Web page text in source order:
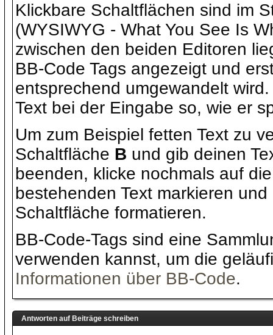
Klickbare Schaltflächen sind im
(WYSIWYG - What You See Is
zwischen den beiden Editoren
BB-Code Tags angezeigt und
entsprechend umgewandelt
Text bei der Eingabe so, wie er
Um zum Beispiel fetten Text zu
Schaltfläche B und gib deinen
beenden, klicke nochmals auf
bestehenden Text markieren
Schaltfläche formatieren.
BB-Code-Tags sind eine
verwenden kannst, um die
Informationen über BB-Code.
Antworten auf Beiträge schreiben